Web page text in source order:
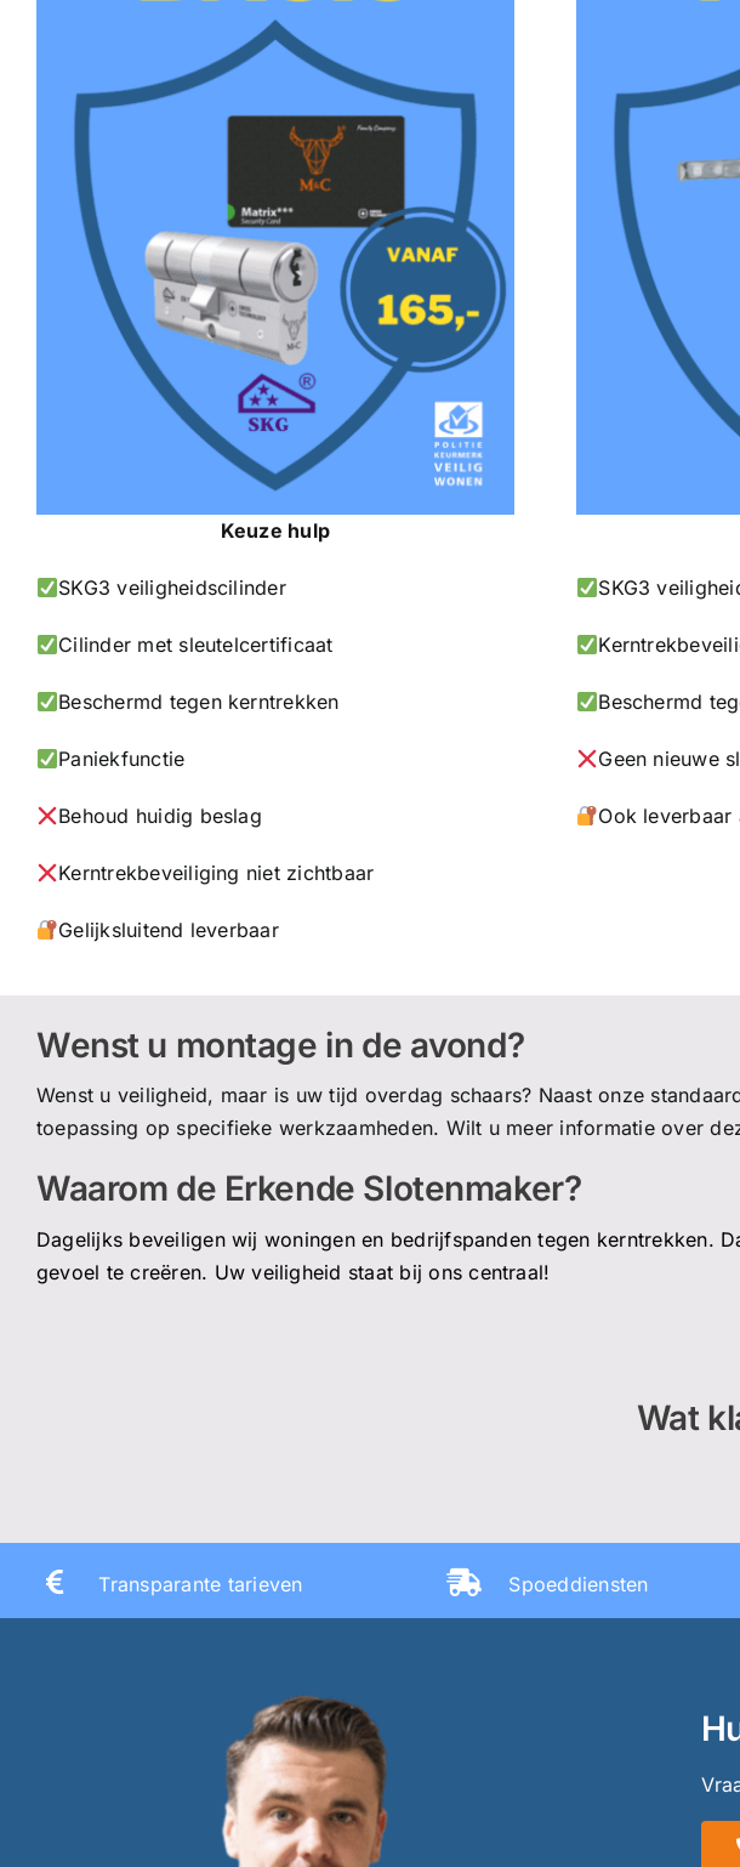
Keuze hulp
SKG3 veiligheidscilinder
Cilinder met sleutelcertificaat
Beschermd tegen kerntrekken
Paniekfunctie
Behoud huidig beslag
Kerntrekbeveiliging niet zichtbaar
Gelijksluitend leverbaar
SKG3
Beschermd
Geen nieuwe
Ook leverbaar
Wenst u montage in de avond?
Wenst u veiligheid, maar is uw tijd overdag schaars? Naast onze
toepassing op specifieke werkzaamheden. Wilt u meer informatie over
Waarom de Erkende Slotenmaker?
Dagelijks beveiligen wij woningen en bedrijfspanden tegen kerntrekken.
gevoel tecreëren. Uw veiligheid staat bij ons centraal!
Wat
Transparante tarieven Spoeddiensten